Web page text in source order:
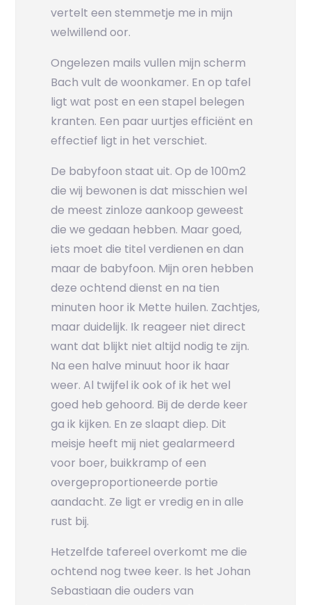
vertelt een stemmetje me in mijn
welwillend oor.
Ongelezen mails vullen mijn scherm
Bach vult de woonkamer. En op tafel
ligt wat post en een stapel belegen
kranten. Een paar uurtjes efficiënt en
effectief ligt in het verschiet.
De babyfoon staat uit. Op de 100m2
die wij bewonen is dat misschien wel
de meest zinloze aankoop geweest
die we gedaan hebben. Maar goed,
iets moet die titel verdienen en dan
maar de babyfoon. Mijn oren hebben
deze ochtend dienst en na tien
minuten hoor ik Mette huilen. Zachtjes,
maar duidelijk. Ik reageer niet direct
want dat blijkt niet altijd nodig te zijn.
Na een halve minuut hoor ik haar
weer. Al twijfel ik ook of ik het wel
goed heb gehoord. Bij de derde keer
ga ik kijken. En ze slaapt diep. Dit
meisje heeft mij niet gealarmeerd
voor boer, buikkramp of een
overgeproportioneerde portie
aandacht. Ze ligt er vredig en in alle
rust bij.
Hetzelfde tafereel overkomt me die
ochtend nog twee keer. Is het Johan
Sebastiaan die ouders van